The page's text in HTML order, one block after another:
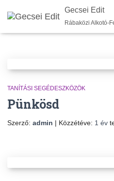
Gecsei Edit
Rábaközi Alkotó-
Hírek
TANÍTÁSI SEGÉDESZKÖZÖK
Pünkösd
Szerző: admin | Közzétéve: 1 év